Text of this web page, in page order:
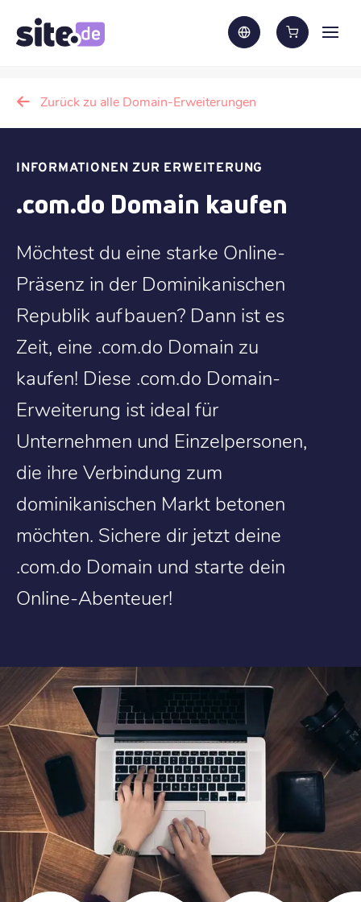
Zurück zu alle Domain-Erweiterungen
INFORMATIONEN ZUR ERWEITERUNG
.com.do Domain kaufen
Möchtest du eine starke Online-
Präsenz in der Dominikanischen
Republik aufbauen? Dann ist es
Zeit, eine .com.do Domain zu
kaufen! Diese .com.do Domain-
Erweiterung ist ideal für
Unternehmen und Einzelpersonen,
die ihre Verbindung zum
dominikanischen Markt betonen
möchten. Sichere dir jetzt deine
.com.do Domain und starte dein
Online-Abenteuer!